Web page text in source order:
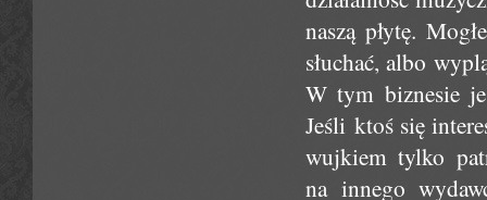
naszą płytę.
słuchać, albo
W tym biznesie
Jeśli ktoś się
wujkiem tylko
na innego